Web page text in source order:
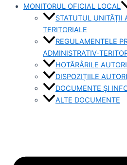
MONITORUL OFICIAL LOCAL
STATUTUL UNITĂȚII
TERITORIALE
REGULAMENTELE
ADMINISTRATIV-
HOTĂRÂRILE
DISPOZIȚIILE
DOCUMENTE ȘI
ALTE DOCUMENTE